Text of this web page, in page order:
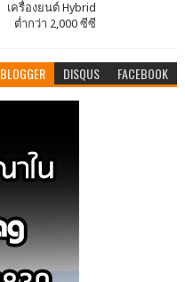
เครื่องยนต์ Hybrid
ต่ำกว่า 2,000 ซีซี
BLOGGER DISQUS FACEBOOK